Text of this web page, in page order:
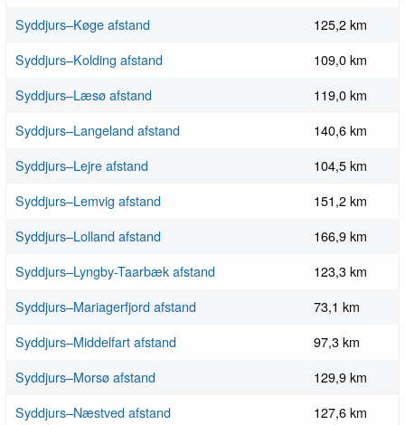
Syddjurs–Køge afstand
125,2 km
Syddjurs–Kolding afstand
109,0 km
Syddjurs–Læsø afstand
119,0 km
Syddjurs–Langeland afstand
140,6 km
Syddjurs–Lejre afstand
104,5 km
Syddjurs–Lemvig afstand
151,2 km
Syddjurs–Lolland afstand
166,9 km
Syddjurs–Lyngby-Taarbæk afstand
123,3 km
Syddjurs–Mariagerfjord afstand
73,1 km
Syddjurs–Middelfart afstand
97,3 km
Syddjurs–Morsø afstand
129,9 km
Syddjurs–Næstved afstand
127,6 km